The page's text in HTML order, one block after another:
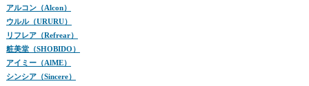
アルコン（Alcon）
ウルル（URURU）
リフレア（Refrear）
粧美堂（SHOBIDO）
アイミー（AlME）
シンシア（Sincere）